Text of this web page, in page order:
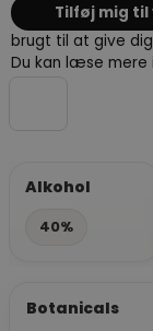
brugt til at give
Du kan læse mere
Alkohol
40%
Botanicals